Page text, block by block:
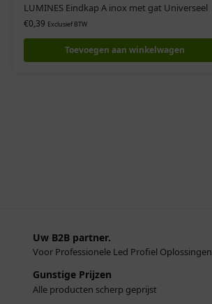
LUMINES Eindkap A inox met gat Universeel
€0,39 Exclusief BTW
Toevoegen aan winkelwagen
Uw B2B partner.
Voor Professionele Led Profiel Oplossingen
Gunstige Prijzen
Alle producten scherp geprijst